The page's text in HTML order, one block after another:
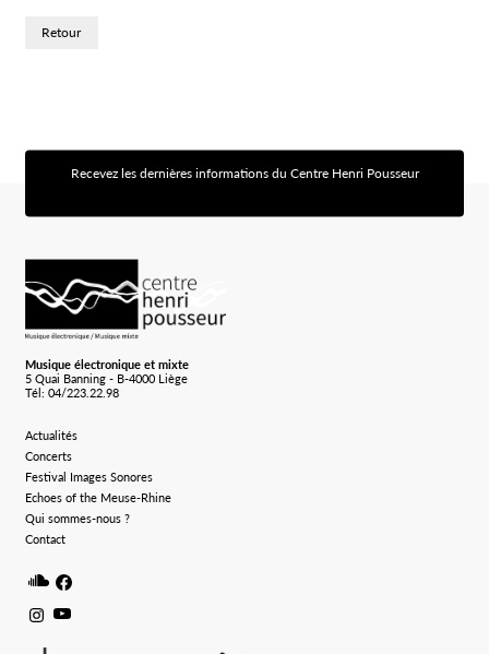
Retour
Recevez les dernières informations du Centre Henri Pousseur
Musique électronique et mixte
5 Quai Banning - B-4000 Liège
Tél: 04/223.22.98
Actualités
Concerts
Festival Images Sonores
Echoes of the Meuse-Rhine
Qui sommes-nous ?
Contact
Soundcloud
Facebook
Instagram
Youtube